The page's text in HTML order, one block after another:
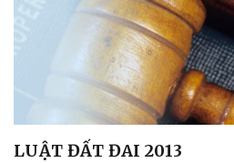
LUẬT ĐẤT ĐAI 2013